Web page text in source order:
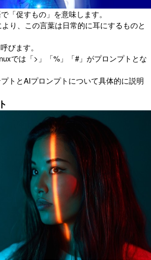
「促すもの」を意味します。
り、この言葉は日常的に耳にするものと
びます。
では「>」「%」「#」がプロンプトとな
トとAIプロンプトについて具体的に説明